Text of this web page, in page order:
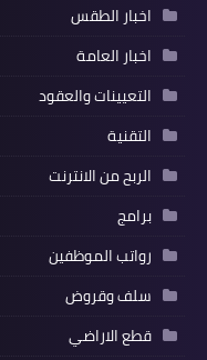
اخبار الطقس
اخبار العامة
التعيينات والعقود
التقنية
الربح من الانترنت
برامج
رواتب الموظفين
سلف وقروض
قطع الاراضي